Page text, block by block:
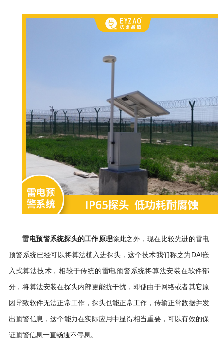
雷电预警系统探头的工作原理除此之外，现在比较先进的雷电
预警系统已经可以将算法植入进探头，这个技术我们称之为DAI嵌
入式算法技术，相较于传统的雷电预警系统将算法安装在软件部
分，将算法安装在探头内部更能抗干扰，即使由于网络或者其它原
因导致软件无法正常工作，探头也能正常工作，传输正常数据并发
出预警信息，这个能力在实际应用中显得相当重要，可以有效的保
证预警信息一直畅通不停息。